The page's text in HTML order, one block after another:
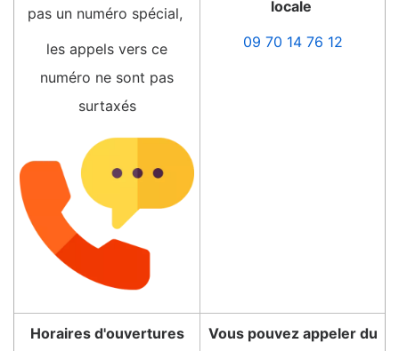
pas un numéro spécial,
les appels vers ce
numéro ne sont pas
surtaxés
locale
09 70 14 76 12
Horaires d'ouvertures
Vous pouvez appeler du